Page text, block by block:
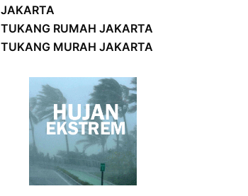
JAKARTA
TUKANG RUMAH JAKARTA
TUKANG MURAH JAKARTA